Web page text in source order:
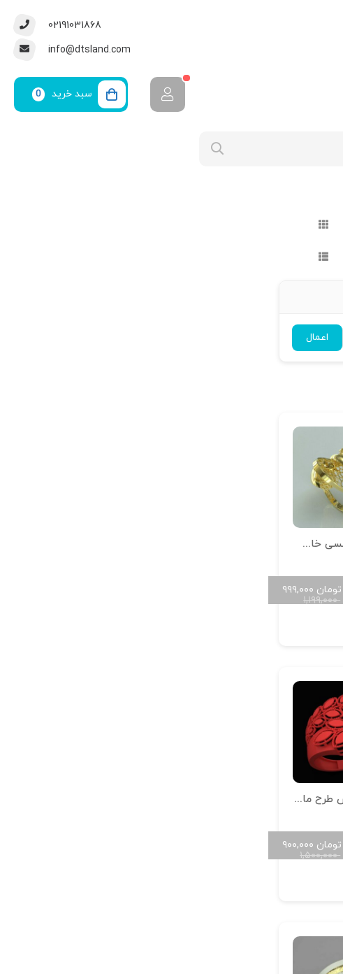
02191031868
info@dtsland.com
سبد خرید 0
اعمال
انگشتر مجلسی خاص پروانه
۱,۱۹۹,۰۰۰
۹۹۹,۰۰۰ تومان
انگشتر تراش طرح مارکیز R-T-Marquise-01
۱,۵۰۰,۰۰۰
۹۰۰,۰۰۰ تومان